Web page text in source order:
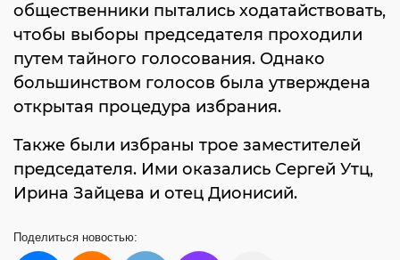
общественники пытались ходатайствовать,
чтобы выборы председателя проходили
путем тайного голосования. Однако
большинством голосов была утверждена
открытая процедура избрания.
Также были избраны трое заместителей
председателя. Ими оказались Сергей Утц,
Ирина Зайцева и отец Дионисий.
Поделиться новостью: